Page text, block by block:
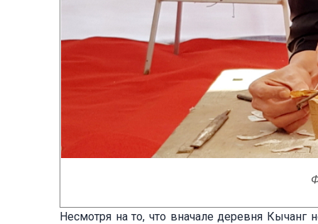
Несмотря на то, что вначале деревня